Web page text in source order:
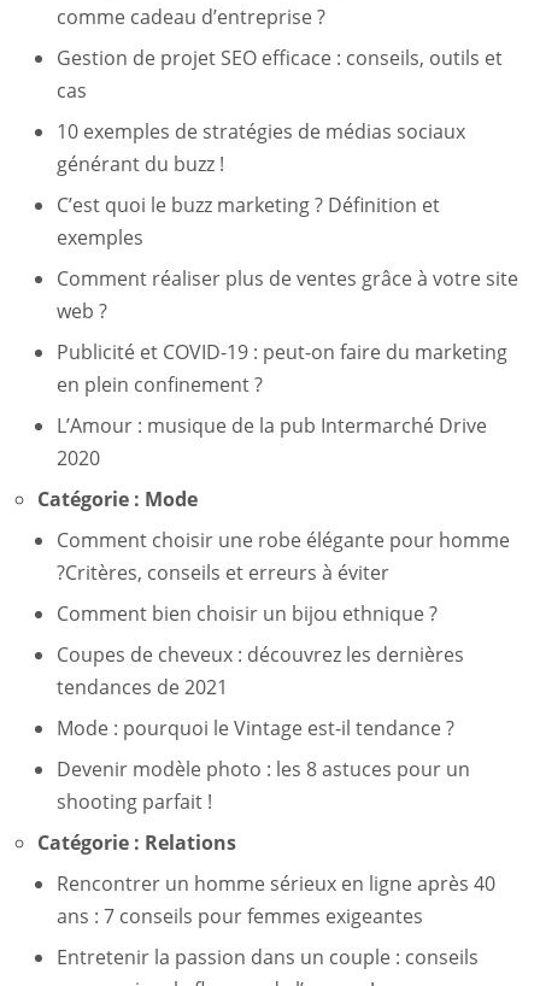
comme cadeau d’entreprise ?
Gestion de projet SEO efficace : conseils, outils et
cas
10 exemples de stratégies de médias sociaux
générant du buzz !
C’est quoi le buzz marketing ? Définition et
exemples
Comment réaliser plus de ventes grâce à votre site
web ?
Publicité et COVID-19 : peut-on faire du marketing
en plein confinement ?
L’Amour : musique de la pub Intermarché Drive
2020
Catégorie : Mode
Comment choisir une robe élégante pour homme
?Critères, conseils et erreurs à éviter
Comment bien choisir un bijou ethnique ?
Coupes de cheveux : découvrez les dernières
tendances de 2021
Mode : pourquoi le Vintage est-il tendance ?
Devenir modèle photo : les 8 astuces pour un
shooting parfait !
Catégorie : Relations
Rencontrer un homme sérieux en ligne après 40
ans : 7 conseils pour femmes exigeantes
Entretenir la passion dans un couple : conseils